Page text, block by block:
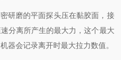
研磨的平面探头压在黏胶面， 接
分离所产生的最大力，这个最大
机器会记录离开时最大拉力数值。